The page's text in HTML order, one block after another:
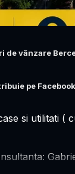
de vânzare
pe Facebook
si utilitati